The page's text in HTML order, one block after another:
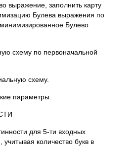
выражение, заполнить карту
Булева выражения по
Булево
схему по первоначальной
схему.
параметры.
для 5-ти входных
количество букв в